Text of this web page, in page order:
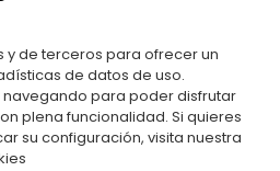
y de terceros para ofrecer un
de datos de uso.
para poder disfrutar
plena funcionalidad. Si quieres
su configuración, visita nuestra
PAPEL GULIWER
BLUE C-50